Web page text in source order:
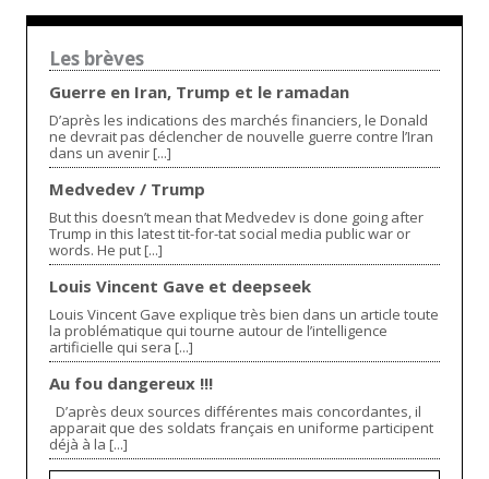
Les brèves
Guerre en Iran, Trump et le ramadan
D’après les indications des marchés financiers, le Donald
ne devrait pas déclencher de nouvelle guerre contre l’Iran
dans un avenir [...]
Medvedev / Trump
But this doesn’t mean that Medvedev is done going after
Trump in this latest tit-for-tat social media public war or
words. He put [...]
Louis Vincent Gave et deepseek
Louis Vincent Gave explique très bien dans un article toute
la problématique qui tourne autour de l’intelligence
artificielle qui sera [...]
Au fou dangereux !!!
D’après deux sources différentes mais concordantes, il
apparait que des soldats français en uniforme participent
déjà à la [...]